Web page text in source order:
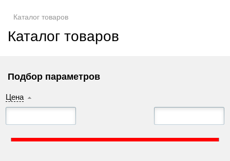
Каталог товаров
Каталог товаров
Подбор параметров
Цена